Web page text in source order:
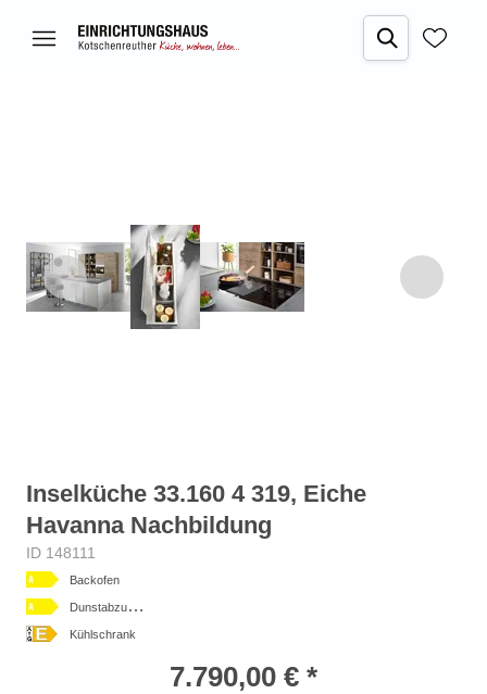
Inselküche 33.160 4 319, Eiche
Havanna Nachbildung
ID 148111
Backofen
D
unstabzugshaube
Kühlschrank
7.790,00 € *